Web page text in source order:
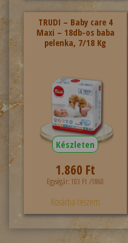
TRUDI – Baby care 4
Maxi – 18db-os baba
pelenka, 7/18 Kg
Készleten
1.860 Ft
Egységár: 103 Ft /1860
Kosárba teszem